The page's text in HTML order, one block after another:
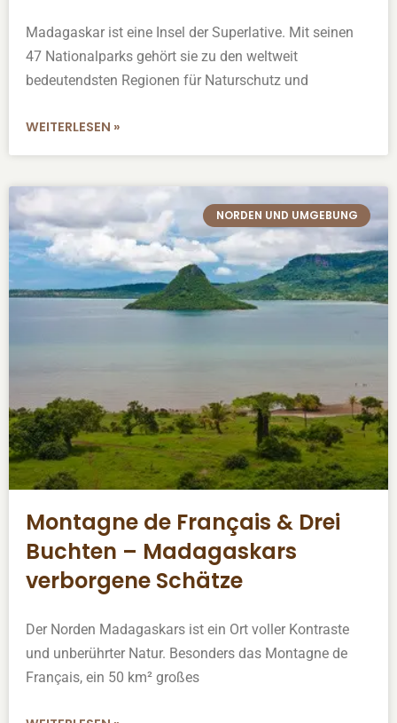
Madagaskar ist eine Insel der Superlative. Mit seinen
47 Nationalparks gehört sie zu den weltweit
bedeutendsten Regionen für Naturschutz und
WEITERLESEN »
NORDEN UND UMGEBUNG
Montagne de Français & Drei
Buchten – Madagaskars
verborgene Schätze
Der Norden Madagaskars ist ein Ort voller Kontraste
und unberührter Natur. Besonders das Montagne de
Français, ein 50 km² großes